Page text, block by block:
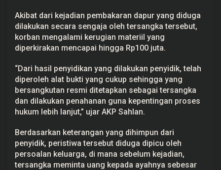
u
t
a
n
M
o
l
r
e
s
a
t
i
Akibat dari kejadian pembakaran dapur yang diduga
dilakukan secara sengaja oleh tersangka tersebut,
korban mengalami kerugian materiil yang
diperkirakan mencapai hingga Rp100 juta.
“Dari hasil penyidikan yang dilakukan penyidik, telah
diperoleh alat bukti yang cukup sehingga yang
bersangkutan resmi ditetapkan sebagai tersangka
dan dilakukan penahanan guna kepentingan proses
hukum lebih lanjut,” ujar AKP Sahlan.
Berdasarkan keterangan yang dihimpun dari
penyidik, peristiwa tersebut diduga dipicu oleh
persoalan keluarga, di mana sebelum kejadian,
tersangka meminta uang kepada ayahnya sebesar